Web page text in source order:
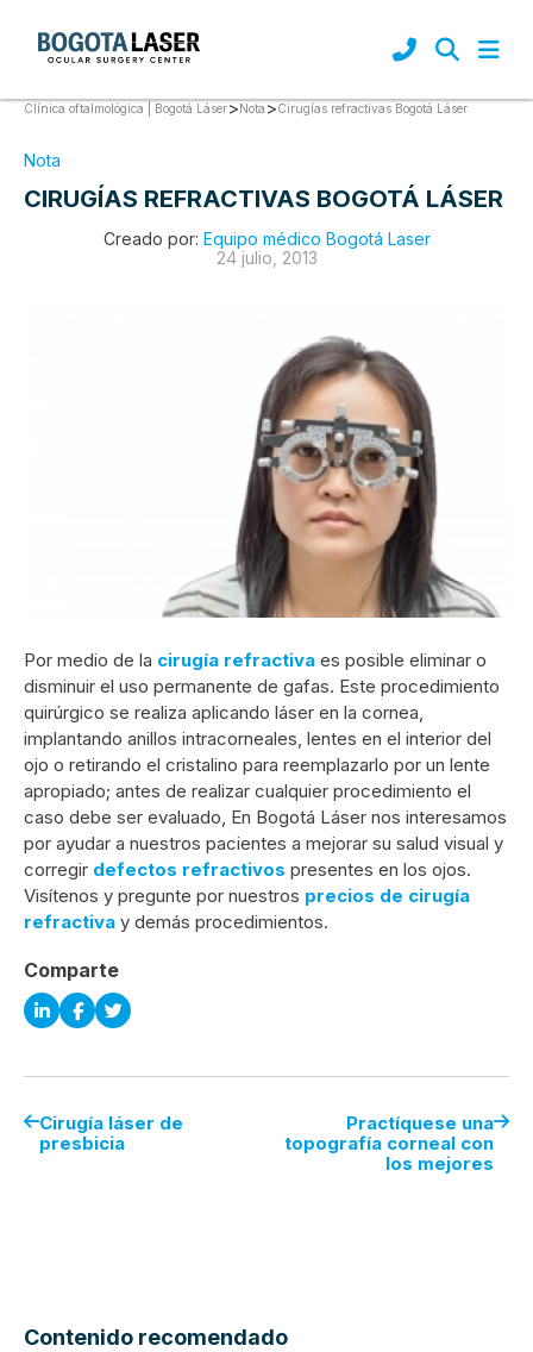
Clínica oftalmológica | Bogotá Láser>Nota>Cirugías refractivas Bogotá Láser
Nota
CIRUGÍAS REFRACTIVAS BOGOTÁ LÁSER
Creado por: Equipo médico Bogotá Laser
24 julio, 2013
Por medio de la cirugía refractiva es posible eliminar o
disminuir el uso permanente de gafas. Este procedimiento
quirúrgico se realiza aplicando láser en la cornea,
implantando anillos intracorneales, lentes en el interior del
ojo o retirando el cristalino para reemplazarlo por un lente
apropiado; antes de realizar cualquier procedimiento el
caso debe ser evaluado, En Bogotá Láser nos interesamos
por ayudar a nuestros pacientes a mejorar su salud visual y
corregir defectos refractivos presentes en los ojos.
Visítenos y pregunte por nuestros precios de cirugía
refractiva y demás procedimientos.
Comparte
Cirugía láser de
presbicia
Practíquese una
topografía corneal con
los mejores
Contenido recomendado